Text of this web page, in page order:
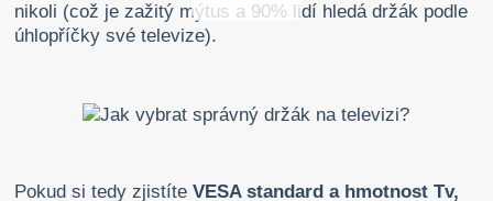
nikoli (což je zažitý mýtus a 90% lidí hledá držák podle
úhlopříčky své televize).
Pokud si tedy zjistíteVESA standard a hmotnost Tv,